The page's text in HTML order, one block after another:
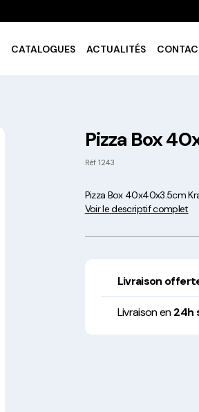
CATALOGUES ACTUALITÉS
Pizza Box
Réf 1243
Pizza Box 40x40x3.5cm
Voir le descriptif complet
Livraison
Livraison en24h